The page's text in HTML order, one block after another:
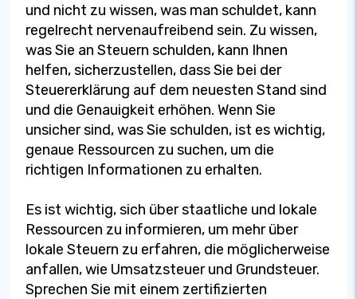
und nicht zu wissen, was man schuldet, kann
regelrecht nervenaufreibend sein. Zu wissen,
was Sie an Steuern schulden, kann Ihnen
helfen, sicherzustellen, dass Sie bei der
Steuererklärung auf dem neuesten Stand sind
und die Genauigkeit erhöhen. Wenn Sie
unsicher sind, was Sie schulden, ist es wichtig,
genaue Ressourcen zu suchen, um die
richtigen Informationen zu erhalten.
Es ist wichtig, sich über staatliche und lokale
Ressourcen zu informieren, um mehr über
lokale Steuern zu erfahren, die möglicherweise
anfallen, wie Umsatzsteuer und Grundsteuer.
Sprechen Sie mit einem zertifizierten